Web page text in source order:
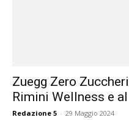
Zuegg Zero
Rimini Wellness e
Redazione 5 - 29 Maggio 2024